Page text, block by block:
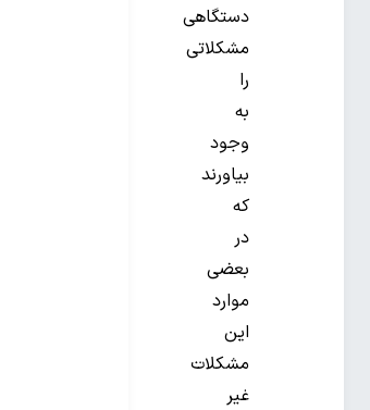
دستگاهی
مشکلاتی
را
به
وجود
بیاورند
که
در
بعضی
موارد
این
مشکلات
غیر